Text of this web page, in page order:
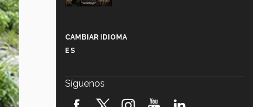
robótica FIRST 2026! (video)
CAMBIAR IDIOMA
ES
Síguenos